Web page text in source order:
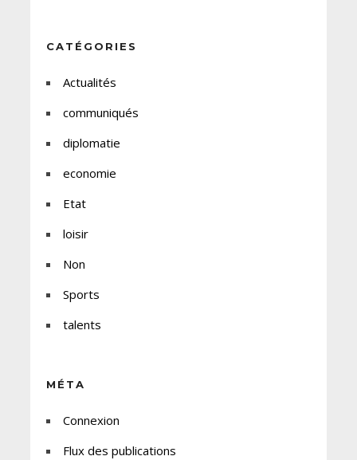
CATÉGORIES
Actualités
communiqués
diplomatie
economie
Etat
loisir
Non
Sports
talents
MÉTA
Connexion
Flux des publications